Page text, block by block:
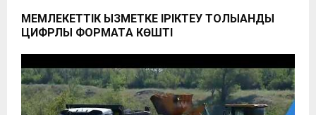
МЕМЛЕКЕТТІК ҚЫЗМЕТКЕ ІРІКТЕУ ТОЛЫҚҚАНДЫ
ЦИФРЛЫҚ ФОРМАТҚА КӨШТІ